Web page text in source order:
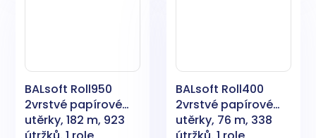
BALsoft Roll950
2vrstvé papírové
utěrky, 182 m, 923
BALsoft Roll400
2vrstvé papírové
utěrky, 76 m, 338